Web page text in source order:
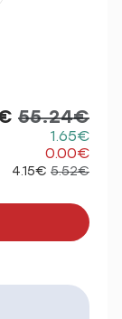
55.24€
1.65€
0.00€
4.15€ 5.52€